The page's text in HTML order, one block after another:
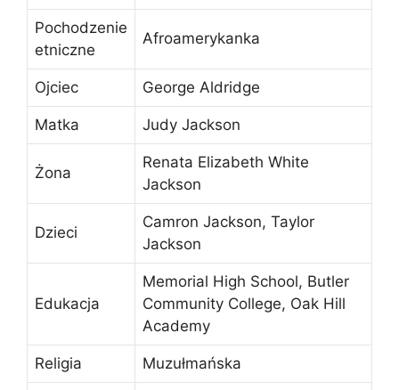
Pochodzenie
etniczne
Afroamerykanka
Ojciec George Aldridge
Matka Judy Jackson
Żona
Renata Elizabeth White
Jackson
Dzieci
Camron Jackson, Taylor
Jackson
Edukacja
Memorial High School, Butler
Community College, Oak Hill
Academy
Religia Muzułmańska